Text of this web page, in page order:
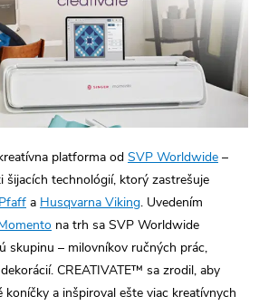
platforma od SVP Worldwide –
šijacích technológií, ktorý zastrešuje
Pfaff a Husqvarna Viking. Uvedením
na trh sa SVP Worldwide
skupinu – milovníkov ručných prác,
CREATIVATE™ sa zrodil, aby
a inšpiroval ešte viac kreatívnych